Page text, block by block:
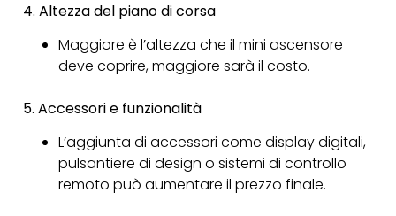
4. Altezza del piano di corsa
Maggiore è l’altezza che il mini ascensore
deve coprire, maggiore sarà il costo.
5. Accessori e funzionalità
L’aggiunta di accessori come display digitali,
pulsantiere di design o sistemi di controllo
remoto può aumentare il prezzo finale.